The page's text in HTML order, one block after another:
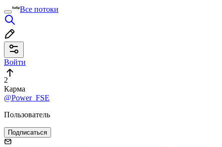
Все потоки
Войти
2
Карма
@Power_FSE
Пользователь
Подписаться